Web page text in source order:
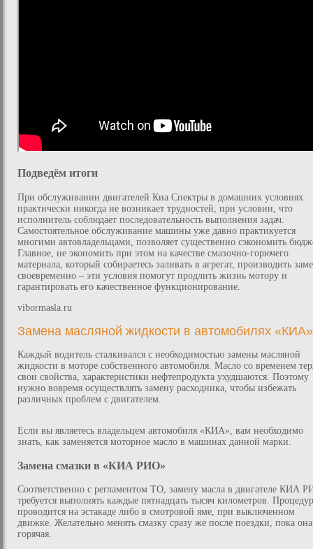
Подведём итоги
При обслуживании двигателей Киа Спектры в домашних условиях
практически никогда не возникает трудностей, при условии, что
исполнитель соблюдает последовательность выполнения задач.
Самостоятельное обслуживание машины уже давно практикуется
многими автовладельцами, позволяет существенно сэкономить
Главное, не экономить при этом на качестве смазочно-горючего
материала, который собираетесь заливать в агрегат, производить
своевременно – эти условия помогут продлить жизнь мотору и
гарантировать его качественное функционирование.
vibormasla.ru
Замена масляной жидкости в автомобилях «КИА»
Каждый водитель сталкивался с необходимостью замены масляной
жидкости в моторе собственного автомобиля. Масло со временем
свои свойства, характеристики нефтепродукта ухудшаются. Поэтому
нужно вовремя осуществлять замену расходника, чтобы избежать
различных проблем с двигателем.
Если вы являетесь владельцем автомобиля «КИА», вам необходимо
знать, как заменяется моторное масло в машинах данной марки.
Замена смазки в «КИА РИО»
Соответственно с регламентом ТО, замену масла в двигателе КИА
требуется выполнять каждые пятнадцать тысяч километров.
проводится на эстакаде либо в смотровой яме, при выключенном
движке. Желательно менять смазку сразу же после поездки, пока она
горячая.